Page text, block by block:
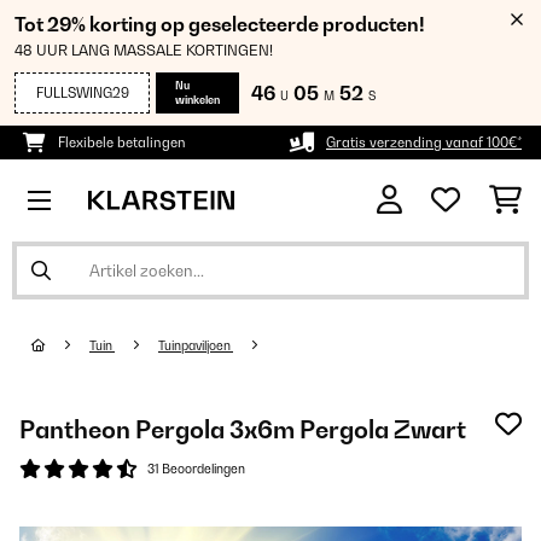
Tot 29% korting op geselecteerde producten!
48 UUR LANG MASSALE KORTINGEN!
FULLSWING29
Nu
winkelen
46 U 05 M 51 S
Flexibele betalingen Gratis verzending vanaf 100€*
Tuin Tuinpaviljoen
Pantheon Pergola 3x6m Pergola Zwart
31 Beoordelingen